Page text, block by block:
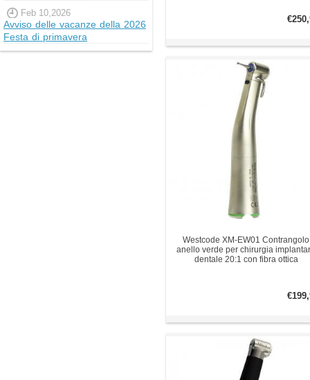
Feb 10,2026
Avviso delle vacanze della 2026
Festa di primavera
Westcode XM-EW01 Contrangolo
anello verde per chirurgia
dentale 20:1 con fibra ottica